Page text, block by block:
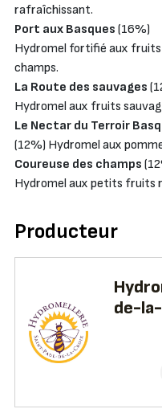
rafraîchissant.
Port aux Basques (16%)
Hydromel fortifié aux fruits
champs.
La Route des sauvages
Hydromel aux fruits
Le Nectar du Terroir
(12%) Hydromel aux
Coureuse des champs
Hydromel aux petits fruits
Producteur
de-